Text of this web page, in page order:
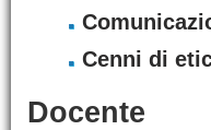
Cenni di
Docente